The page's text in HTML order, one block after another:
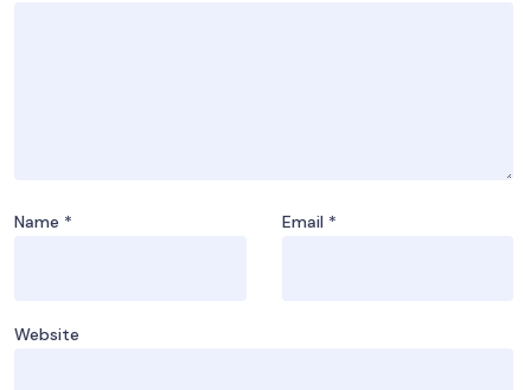
Name * Email *
Website